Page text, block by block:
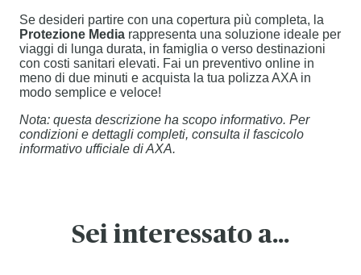
Se desideri partire con una copertura più completa, la
Protezione Media rappresenta una soluzione ideale per
viaggi di lunga durata, in famiglia o verso destinazioni
con costi sanitari elevati. Fai un preventivo online in
meno di due minuti e acquista la tua polizza AXA in
modo semplice e veloce!
Nota: questa descrizione ha scopo informativo. Per
condizioni e dettagli completi, consulta il fascicolo
informativo ufficiale di AXA.
Sei interessato a...